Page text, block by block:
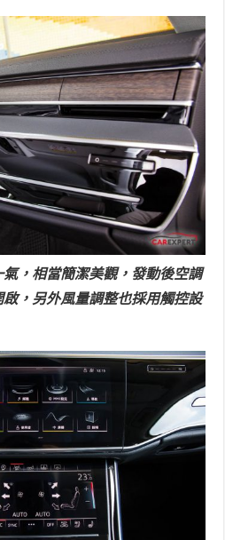
，相當簡潔美觀，發動後空調
，另外風量調整也採用觸控設